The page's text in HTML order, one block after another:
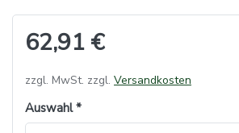
62,91 €
zzgl. MwSt. zzgl. Versandkosten
Auswahl